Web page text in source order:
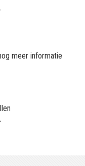
meer informatie